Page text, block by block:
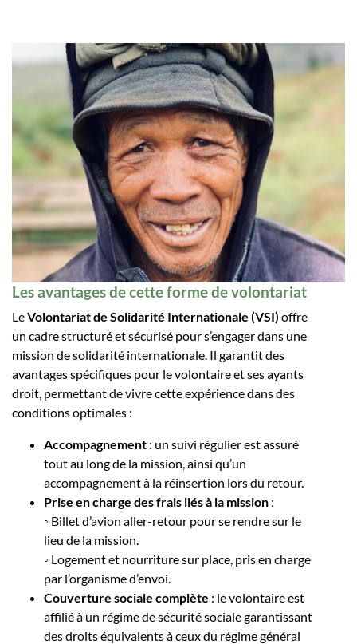
Les avantages de cette forme de volontariat
LeVolontariat de Solidarité Internationale (VSI) offre
un cadre structuré et sécurisé pour s’engager dans une
mission de solidarité internationale. Il garantit des
avantages spécifiques pour le volontaire et ses ayants
droit, permettant de vivre cette expérience dans des
conditions optimales :
Accompagnement : un suivi régulier est assuré
tout au long de la mission, ainsi qu’un
accompagnement à la réinsertion lors du retour.
Prise en charge des frais liés à la mission :
◦ Billet d’avion aller-retour pour se rendre sur le
lieu de la mission.
◦ Logement et nourriture sur place, pris en charge
par l’organisme d’envoi.
Couverture sociale complète : le volontaire est
affilié à un régime de sécurité sociale garantissant
des droits équivalents à ceux du régime général